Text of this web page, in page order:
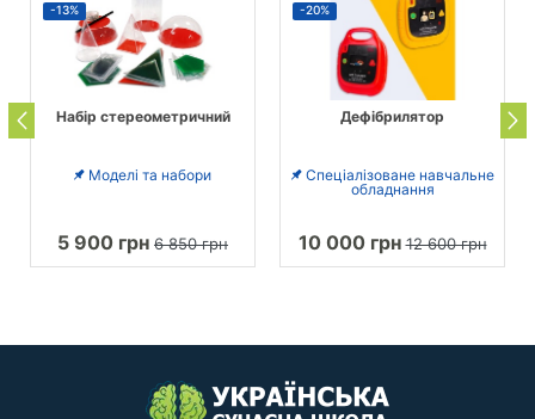
-13%
Набір стереометричний
Моделі та набори
5 900 грн 6 850 грн
-20%
Дефібрилятор
Спеціалізоване навчальне
обладнання
10 000 грн12 600 грн